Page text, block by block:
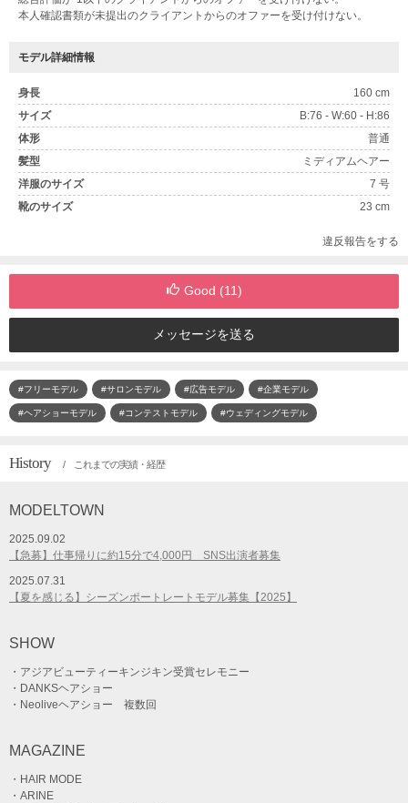
本人確認書類が未提出のクライアントからのオファーを受け付けない。
モデル詳細情報
身長
160 cm
サイズ
B:76 - W:60 - H:86
体形
普通
髪型
ミディアムヘアー
洋服のサイズ
7 号
靴のサイズ
23 cm
違反報告をする
Good (11)
メッセージを送る
#フリーモデル #サロンモデル #広告モデル #企業モデル
#ヘアショーモデル #コンテストモデル #ウェディングモデル
History / これまでの実績・経歴
MODELTOWN
2025.09.02
【急募】仕事帰りに約15分で4,000円 SNS出演者募集
2025.07.31
【夏を感じる】シーズンポートレートモデル募集【2025】
SHOW
・アジアビューティーキンジキン受賞セレモニー
・DANKSヘアショー
・Neoliveヘアショー 複数回
MAGAZINE
・HAIR MODE
・ARINE